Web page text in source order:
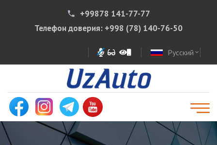
phone
+99878 141-77-77
Телефон доверия: +998 (78) 140-76-50
Русский expand_more